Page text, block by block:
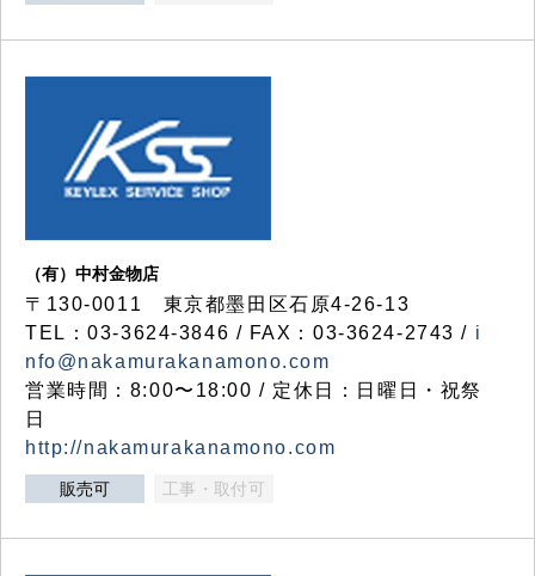
（有）中村金物店
〒130-0011 東京都墨田区石原4-26-13
TEL：03-3624-3846 / FAX：03-3624-2743 / i
nfo@nakamurakanamono.com
営業時間：8:00〜18:00 / 定休日：日曜日・祝祭
日
http://nakamurakanamono.com
販売可 工事・取付可